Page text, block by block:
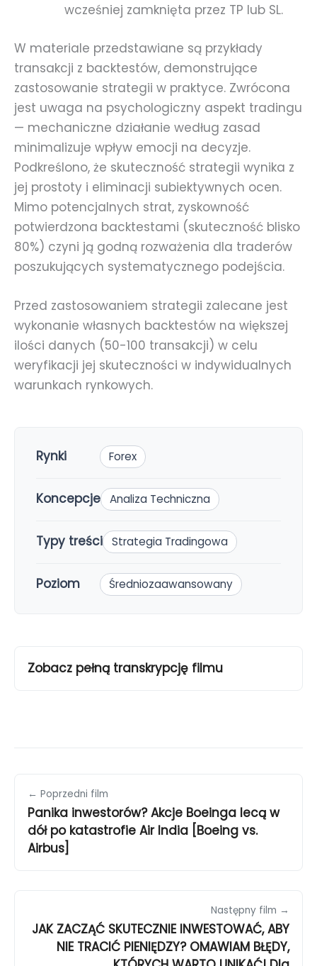
wcześniej zamknięta przez TP lub SL.
W materiale przedstawiane są przykłady
transakcji z backtestów, demonstrujące
zastosowanie strategii w praktyce. Zwrócona
jest uwaga na psychologiczny aspekt tradingu
— mechaniczne działanie według zasad
minimalizuje wpływ emocji na decyzje.
Podkreślono, że skuteczność strategii wynika z
jej prostoty i eliminacji subiektywnych ocen.
Mimo potencjalnych strat, zyskowność
potwierdzona backtestami (skuteczność blisko
80%) czyni ją godną rozważenia dla traderów
poszukujących systematycznego podejścia.
Przed zastosowaniem strategii zalecane jest
wykonanie własnych backtestów na większej
ilości danych (50-100 transakcji) w celu
weryfikacji jej skuteczności w indywidualnych
warunkach rynkowych.
Rynki Forex
Koncepcje Analiza Techniczna
Typy treści Strategia Tradingowa
Poziom Średniozaawansowany
Zobacz pełną transkrypcję filmu
← Poprzedni film
Panika inwestorów? Akcje Boeinga lecą w
dół po katastrofie Air India [Boeing vs.
Airbus]
Następny film →
JAK ZACZĄĆ SKUTECZNIE INWESTOWAĆ, ABY
NIE TRACIĆ PIENIĘDZY? OMAWIAM BŁĘDY,